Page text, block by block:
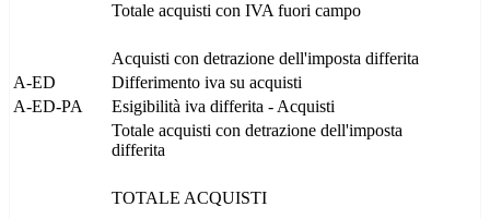
Totale acquisti con IVA fuori campo
Acquisti con detrazione dell'imposta differita
A-ED
Differimento iva su acquisti
A-ED-PA
Esigibilità iva differita - Acquisti
Totale acquisti con detrazione dell'imposta
differita
TOTALE ACQUISTI